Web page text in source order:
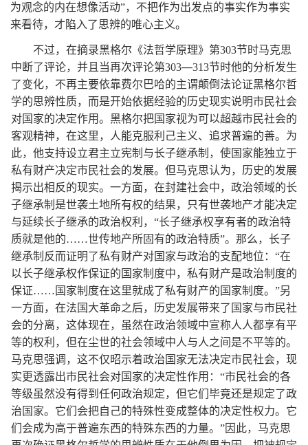
为观念的内在想像活动”，不把作为出发点的事实作为事实
来看待，才陷入了思辨的唯心主义。
不过，在摘录黑格尔《法哲学原理》第303节时马克思
中断了评论，并且当再次评论第303—313节时他的分析发生
了变化，不再主要依靠费尔巴哈的主谓颠倒法论证黑格尔哲
学的思辨性质，而是开始依据经验的历史现实说明市民社会
对国家的决定作用。黑格尔把国家视为可以超越市民社会的
客观精神，在这里，人能克服利己主义、追求普遍的善。为
此，他支持设立君主立宪制与长子继承制，使国家能独立于
私有财产决定市民社会的发展。但马克思认为，历史的发展
揭示出相反的现实。一方面，在封建社会中，政治领域的长
子继承制是世袭土地所有权的结果，只有世袭地产才能决定
与延续长子继承的政治权利， “长子继承权享有者的政治特
质就是他的……世传地产所固有的政治特质”。那么，长子
继承制反而证明了私有财产对国家与政治的支配地位：“在
以长子继承权作保证的国家制度中，私有财产是政治制度的
保证……国家制度在这里就成了私有财产的国家制度。”另
一方面，在法国大革命之后，历史发展带来了国家与市民社
会的分离，这体现在，虽然在政治领域中宣称人人都享有平
等的权利，但在尘世的社会领域中人与人之间是不平等的。
马克思强调，这不仅昭示着政治国家无法决定市民社会，现
实更透露出市民社会对国家的决定性作用：“市民社会的各
等级虽然没有得到任何政治规定，但它们毕竟还是规定了政
治国家。它们会把自己的特殊性变成整体的决定性权力。它
们会成为高于普遍东西的特殊东西的力量。”因此，马克思